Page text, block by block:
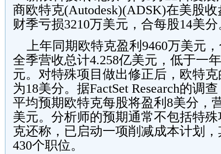
商欧特克(Autodesk)(ADSK)在美股
财季亏损3210万美元，合每股14美分
上年同期欧特克盈利 9460万美元
全季营收总计4.258亿美元，低于一
元。对特殊项目做出修正后，欧特
为18美分。据FactSet Research的调
平均预期欧特克每股将盈利 8美分，
美元。分析师的预期通常不包括特
克还称，已启动一项削减成本计划
430个职位。